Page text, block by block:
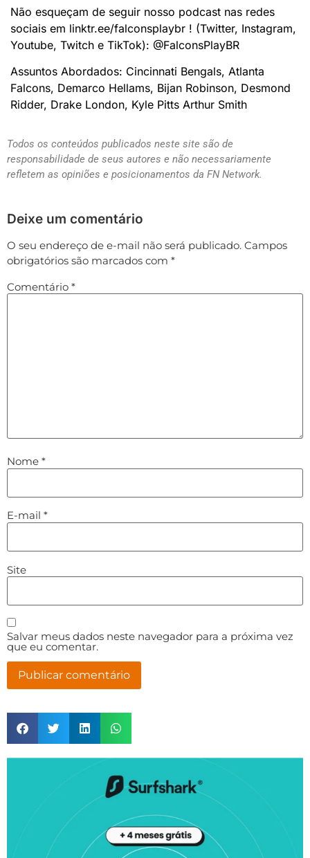
Não esqueçam de seguir nosso podcast nas redes
sociais em linktr.ee/falconsplaybr ! (Twitter, Instagram,
Youtube, Twitch e TikTok): @FalconsPlayBR
Assuntos Abordados: Cincinnati Bengals, Atlanta
Falcons, Demarco Hellams, Bijan Robinson, Desmond
Ridder, Drake London, Kyle Pitts Arthur Smith
Todos os conteúdos publicados neste site são de
responsabilidade de seus autores e não necessariamente
refletem as opiniões e posicionamentos da FN Network.
Deixe um comentário
O seu endereço de e-mail não será publicado. Campos
obrigatórios são marcados com *
Comentário *
Nome *
E-mail *
Site
Salvar meus dados neste navegador para a próxima vez
que eu comentar.